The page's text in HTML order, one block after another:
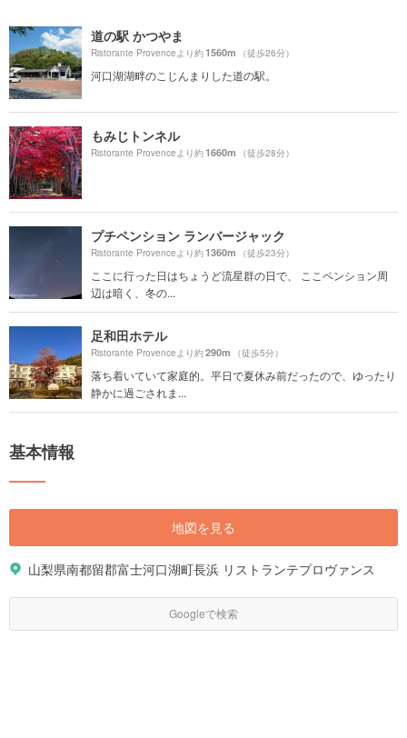
道の駅 かつやま
Ristorante Provenceより約1560m （徒歩26分）
河口湖湖畔のこじんまりした道の駅。
もみじトンネル
Ristorante Provenceより約1660m （徒歩28分）
プチペンション ランバージャック
Ristorante Provenceより約1360m （徒歩23分）
ここに行った日はちょうど流星群の日で、 ここペンション周
辺は暗く、冬の...
足和田ホテル
Ristorante Provenceより約290m （徒歩5分）
落ち着いていて家庭的。平日で夏休み前だったので、ゆったり
静かに過ごされま...
基本情報
地図を見る
山梨県南都留郡富士河口湖町長浜 リストランテプロヴァンス
Googleで検索